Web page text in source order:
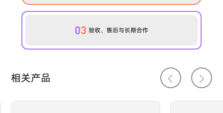
03 验收、售后与长期合作
相关产品